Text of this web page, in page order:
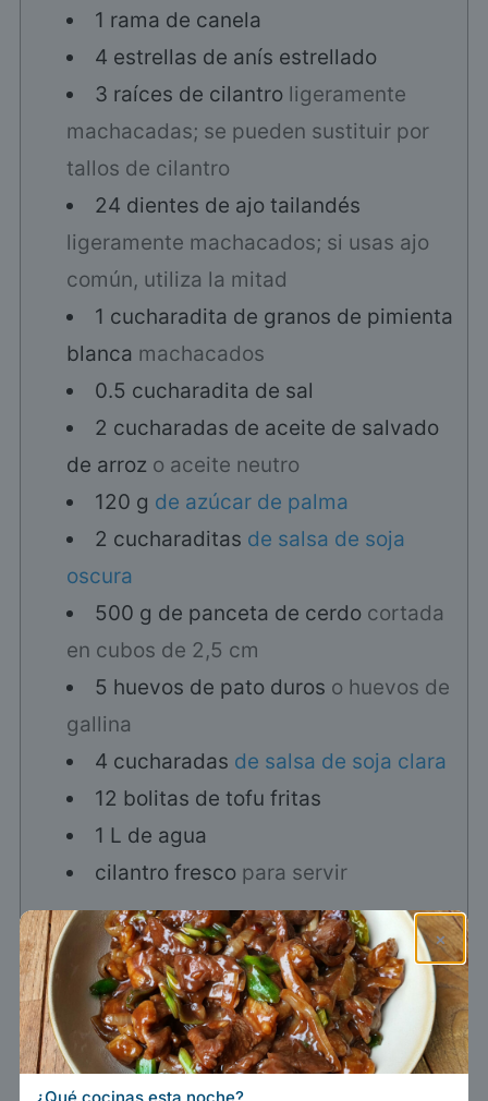
1 rama de canela
4 estrellas de anís estrellado
3 raíces de cilantro ligeramente
machacadas; se pueden sustituir por
tallos de cilantro
24 dientes de ajo tailandés
ligeramente machacados; si usas ajo
común, utiliza la mitad
1 cucharadita de granos de pimienta
blanca machacados
0.5 cucharadita de sal
2 cucharadas de aceite de salvado
de arroz o aceite neutro
120 g de azúcar de palma
2 cucharaditas de salsa de soja
oscura
500 g de panceta de cerdo cortada
en cubos de 2,5 cm
5 huevos de pato duros o huevos de
gallina
4 cucharadas de salsa de soja clara
12 bolitas de tofu fritas
1 L de agua
cilantro fresco para servir
Instrucciones
Preparación
Enjuaga la panceta de cerdo, retira la
×
¿Qué cocinas esta noche?